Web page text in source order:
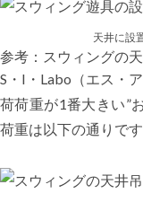
天井に設
参考：スウィングの
S・I・Labo（エス・
荷荷重が1番大きい”
荷重は以下の通りです